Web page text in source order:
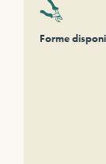
Forme